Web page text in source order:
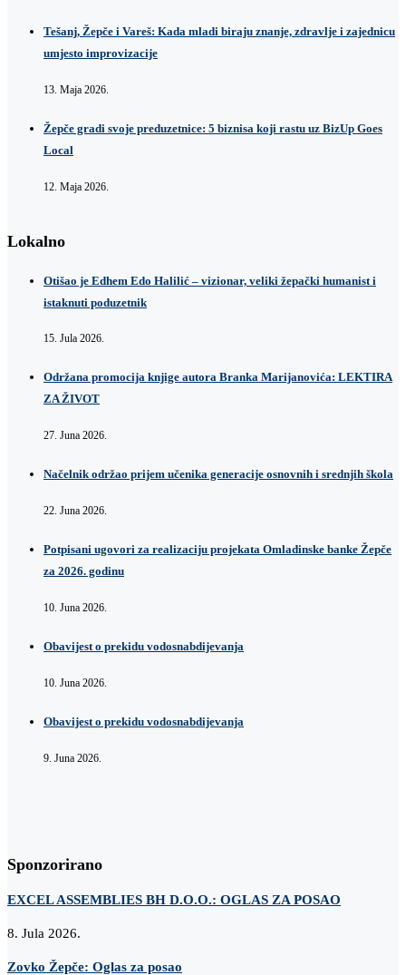
Tešanj, Žepče i Vareš: Kada mladi biraju znanje, zdravlje i zajednicu
umjesto improvizacije
13. Maja 2026.
Žepče gradi svoje preduzetnice: 5 biznisa koji rastu uz BizUp Goes
Local
12. Maja 2026.
Lokalno
Otišao je Edhem Edo Halilić – vizionar, veliki žepački humanist i
istaknuti poduzetnik
15. Jula 2026.
Održana promocija knjige autora Branka Marijanovića: LEKTIRA
ZA ŽIVOT
27. Juna 2026.
Načelnik održao prijem učenika generacije osnovnih i srednjih škola
22. Juna 2026.
Potpisani ugovori za realizaciju projekata Omladinske banke Žepče
za 2026. godinu
10. Juna 2026.
Obavijest o prekidu vodosnabdijevanja
10. Juna 2026.
Obavijest o prekidu vodosnabdijevanja
9. Juna 2026.
Sponzorirano
EXCEL ASSEMBLIES BH D.O.O.: OGLAS ZA POSAO
8. Jula 2026.
Zovko Žepče: Oglas za posao